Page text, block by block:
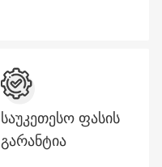
საუკეთესო ფასის
გარანტია